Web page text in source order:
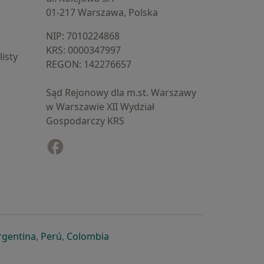
01-217 Warszawa, Polska
NIP: ⁠7010224868
KRS: ⁠0000347997
REGON: ⁠142276657
Sąd Rejonowy dla m.st. Warszawy
w Warszawie XII Wydział
Gospodarczy KRS
karcie
w nowej karcie
się w nowej karcie
otwiera się w nowej karcie
, Perúotwiera się w nowej karcie
, Colombiaotwiera się w nowej karcie